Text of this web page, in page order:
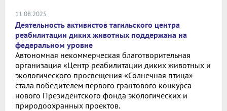
11.08.2025
Деятельность активистов тагильского центра
реабилитации диких животных поддержана на
федеральном уровне
Автономная некоммерческая благотворительная
организация «Центр реабилитации диких животных и
экологического просвещения «Солнечная птица»
стала победителем первого грантового конкурса
нового Президентского фонда экологических и
природоохранных проектов.